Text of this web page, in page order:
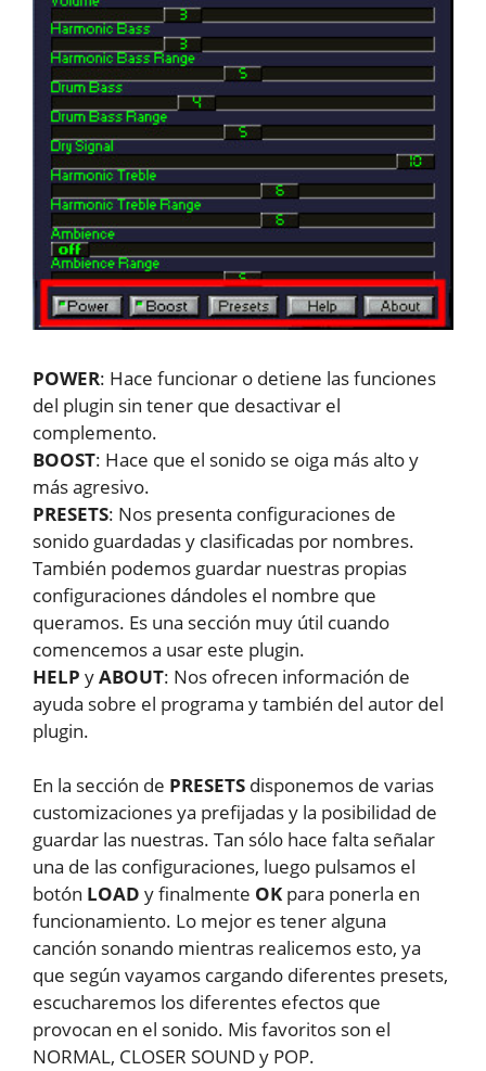
POWER: Hace funcionar o detiene las funciones
del plugin sin tener que desactivar el
complemento.
BOOST: Hace que el sonido se oiga más alto y
más agresivo.
PRESETS: Nos presenta configuraciones de
sonido guardadas y clasificadas por nombres.
También podemos guardar nuestras propias
configuraciones dándoles el nombre que
queramos. Es una sección muy útil cuando
comencemos a usar este plugin.
HELP yABOUT: Nos ofrecen información de
ayuda sobre el programa y también del autor del
plugin.
En la sección de PRESETS disponemos de varias
customizaciones ya prefijadas y la posibilidad de
guardar las nuestras. Tan sólo hace falta señalar
una de las configuraciones, luego pulsamos el
botón LOAD y finalmente OK para ponerla en
funcionamiento. Lo mejor es tener alguna
canción sonando mientras realicemos esto, ya
que según vayamos cargando diferentes presets,
escucharemos los diferentes efectos que
provocan en el sonido. Mis favoritos son el
NORMAL, CLOSER SOUND y POP.